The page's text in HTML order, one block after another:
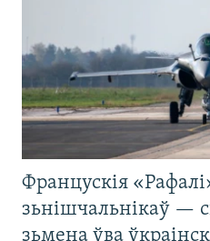
Францускія
зьнішчальнікаў —
зьмена ўва